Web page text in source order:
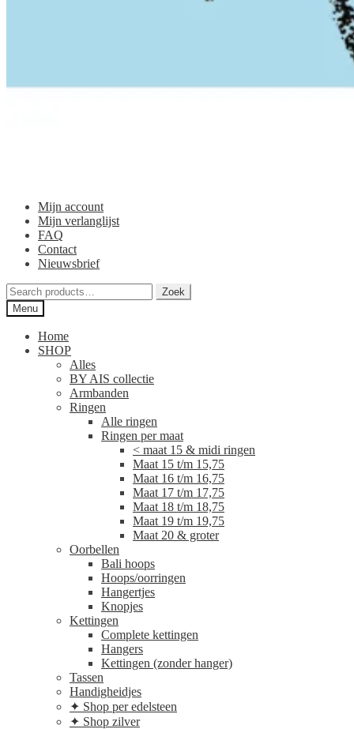
Mijn account
Mijn verlanglijst
FAQ
Contact
Nieuwsbrief
Zoeken
voor:
Zoek
Menu
Home
SHOP
Alles
BY AIS collectie
Armbanden
Ringen
Alle ringen
Ringen per maat
< maat 15 & midi ringen
Maat 15 t/m 15,75
Maat 16 t/m 16,75
Maat 17 t/m 17,75
Maat 18 t/m 18,75
Maat 19 t/m 19,75
Maat 20 & groter
Oorbellen
Bali hoops
Hoops/oorringen
Hangertjes
Knopjes
Kettingen
Complete kettingen
Hangers
Kettingen (zonder hanger)
Tassen
Handigheidjes
✦ Shop per edelsteen
✦ Shop zilver